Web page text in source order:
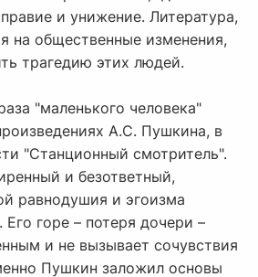
и унижение. Литература,
на общественные изменения,
трагедию этих людей.
"маленького человека"
А.С. Пушкина, в
"Станционный смотритель".
и безответный,
равнодушия и эгоизма
горе – потеря дочери –
и не вызывает сочувствия
Пушкин заложил основы